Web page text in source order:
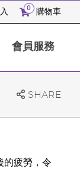
0 購物車
會員服務
SHARE
的疲勞，令